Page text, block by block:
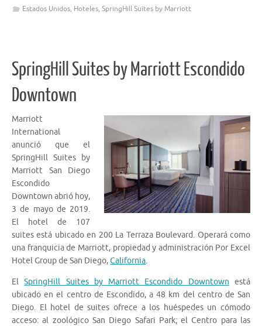
Estados Unidos, Hoteles, SpringHill Suites by Marriott
SpringHill Suites by Marriott Escondido
Downtown
Marriott
International
anunció que el
SpringHill Suites by
Marriott San Diego
Escondido
Downtown abrió hoy,
3 de mayo de 2019.
El hotel de 107
suites está ubicado en 200 La Terraza Boulevard. Operará como
una franquicia de Marriott, propiedad y administración Por Excel
Hotel Group de San Diego,California.
ElSpringHill Suites by Marriott Escondido Downtown está
ubicado en el centro de Escondido, a 48 km del centro de San
Diego. El hotel de suites ofrece a los huéspedes un cómodo
acceso: al zoológico San Diego Safari Park; el Centro para las